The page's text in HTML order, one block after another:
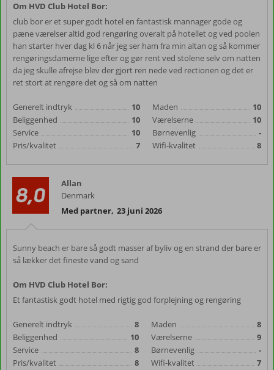
Om HVD Club Hotel Bor:
club bor er et super godt hotel en fantastisk mannager gode og
pæne værelser altid god rengøring overalt på hotellet og ved poolen
han starter hver dag kl 6 når jeg ser ham fra min altan og så kommer
rengøringsdamerne lige efter og gør rent ved stolene selv om natten
da jeg skulle afrejse blev der gjort ren nede ved rectionen og det er
ret stort at rengøre det og så om natten
Generelt indtryk
10
Beliggenhed
10
Service
10
Pris/kvalitet
7
Maden
10
Værelserne
10
Børnevenlig
-
Wifi-kvalitet
8
8,0
Allan
Denmark
Med partner, 23 juni 2026
Sunny beach er bare så godt masser af byliv og en strand der bare er
så lækker det fineste vand og sand
Om HVD Club Hotel Bor:
Et fantastisk godt hotel med rigtig god forplejning og rengøring
Generelt indtryk
8
Beliggenhed
10
Service
8
Pris/kvalitet
8
Maden
8
Værelserne
9
Børnevenlig
-
Wifi-kvalitet
7